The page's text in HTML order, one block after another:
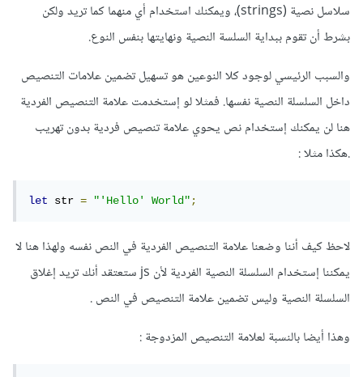
سلاسل نصية (strings)، ويمكنك استخدام أي منهما كما تريد ولكن
بشرط أن تقوم ببداية السلسة النصية ونهايتها بنفس النوع.
والسبب الرئيسي لوجود كلا النوعين هو تسهيل تضمين علامات التنصيص
داخل السلسلة النصية نفسها. فمثلا لو إستخدمت علامة التنصيص الفردية
هنا لن يمكنك إستخدام نص يحوي علامة تنصيص فردية بدون تهريب
.هكذا مثلا
let str = "'Hello' World";
لاحظ كيف أننا وضعنا علامة التنصيص الفردية في النص نفسه ولهذا هنا لا
يمكننا إستخدام السلسلة النصية الفردية لأن js ستعتقد أنك تريد إغلاق
السلسلة النصية وليس تضمين علامة التنصيص في النص .
وهذا أيضا بالنسبة لعلامة التنصيص المزدوجة